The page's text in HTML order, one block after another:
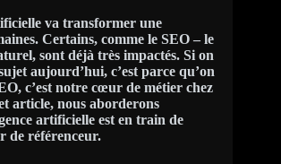
va transformer une
Certains, comme le SEO – le
sont déjà très impactés. Si on
aujourd’hui, c’est parce qu’on
c’est notre cœur de métier chez
article, nous aborderons
artificielle est en train de
de référenceur.